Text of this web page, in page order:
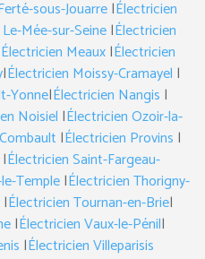
sous-Jouarre|Électricien
Mée-sur-Seine|Électricien
Électricien Meaux|Électricien
|Électricien Moissy-Cramayel |
Yonne|Électricien Nangis |
Noisiel |Électricien Ozoir-la-
|Électricien Provins |
|Électricien Saint-Fargeau-
Temple|Électricien Thorigny-
|Électricien Tournan-en-Brie|
|Électricien Vaux-le-Pénil|
|Électricien Villeparisis